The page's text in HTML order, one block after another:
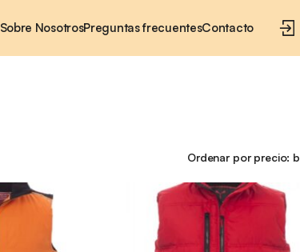
Sobre NosotrosPreguntas frecuentesContacto